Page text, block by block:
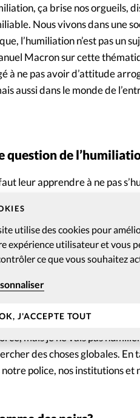
utilise des cookies pour
expérience utilisateur et vous
ce que vous souhaitez
J'ACCEPTE TOUT
ça brise nos orgueils,
Nous vivons dans une
l’humiliation n’est pas un
Macron sur cette
à ne pas avoir d’attitude
aussi dans le monde de
de
leur apprendre à ne pas
britanniques et
gagnant. Il faut casser
du nord, alors en conflit.
. Ils regardaient dans les yeux
C’est un point qui
font du mal, mais je les
mais je ne vais pas
des choses globales. En
police, nos institutions et